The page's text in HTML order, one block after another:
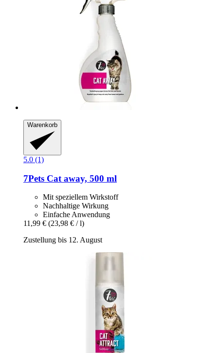
Warenkorb
5.0 (1)
7Pets Cat away, 500 ml
Mit speziellem Wirkstoff
Nachhaltige Wirkung
Einfache Anwendung
11,99 € (23,98 € / l)
Zustellung bis 12. August